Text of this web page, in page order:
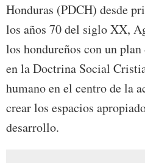
Honduras (PDCH) desde
los años 70 del siglo XX,
los hondureños con un
en la Doctrina Social
humano en el centro de la
crear los espacios
desarrollo.